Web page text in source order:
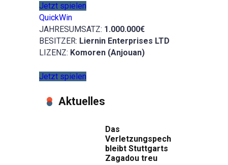
Jetzt spielen
QuickWin
JAHRESUMSATZ: 1.000.000€
BESITZER: Liernin Enterprises LTD
LIZENZ: Komoren (Anjouan)
Jetzt spielen
Aktuelles
Das
Verletzungspech
bleibt Stuttgarts
Zagadou treu